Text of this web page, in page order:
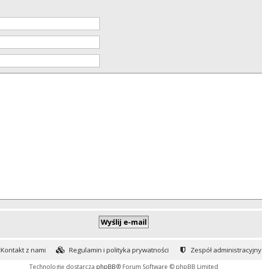
Zespół administracyjny
Regulamin i polityka prywatności
Kontakt z nami
Technologię dostarcza phpBB® Forum Software © phpBB Limited